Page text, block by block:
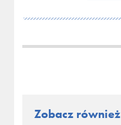
Zobacz również